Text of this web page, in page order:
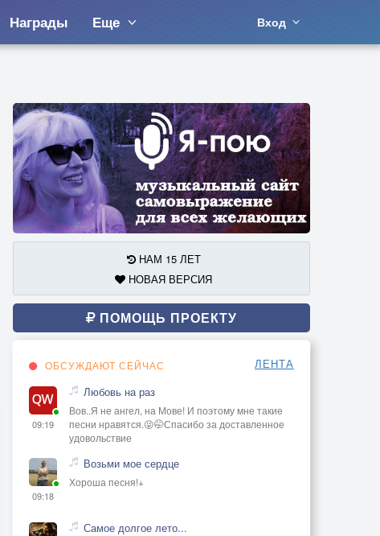
Награды Еще Вход
НАМ 15 ЛЕТ
НОВАЯ ВЕРСИЯ
ПОМОЩЬ ПРОЕКТУ
ОБСУЖДАЮТ СЕЙЧАС ЛЕНТА
09:19
Любовь на раз
Вов..Я не ангел, на Мове! И поэтому мне такие
песни нравятся.😜🤭Спасибо за доставленное
удовольствие
09:18
Возьми мое сердце
Хороша песня!+
Самое долгое лето...